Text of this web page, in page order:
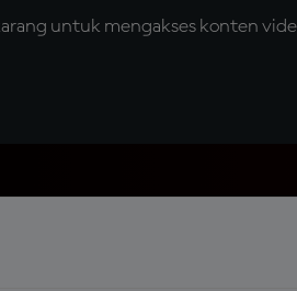
untuk mengakses konten